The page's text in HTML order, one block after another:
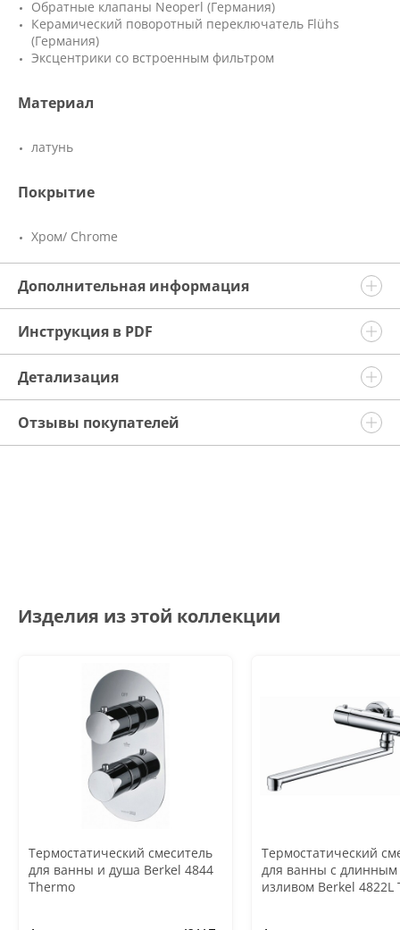
Обратные клапаны Neoperl (Германия)
Керамический поворотный переключатель Flühs
(Германия)
Эксцентрики со встроенным фильтром
Материал
латунь
Покрытие
Хром/ Chrome
Дополнительная информация
Инструкция в PDF
Детализация
Отзывы покупателей
Изделия из этой коллекции
Термостатический смеситель
для ванны и душа Berkel 4844
Thermo
Термостатический
для ванны с длинным
изливом Berkel 4822L